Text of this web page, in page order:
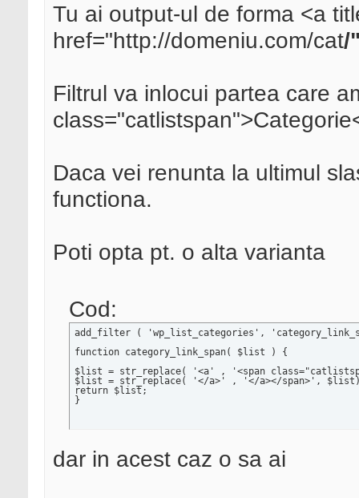
Tu ai output-ul de forma <a
href="http://domeniu.com/cat/
Filtrul va inlocui partea care
Daca vei renunta la ultimul
functiona.
Poti opta pt. o alta varianta
Cod:
add_filter ( 'wp_list_categories',
function category_link_span( $list ) {
$list = str_replace( '<a' , '<span
$list = str_replace( '</a>' , '</a></span>',
return $list;
}
dar in acest caz o sa ai